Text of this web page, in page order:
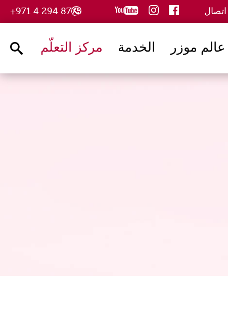
اتصال facebook
instagram
youtube
8775 294 4 971+
عالم موزر الخدمة مركز التعلّم